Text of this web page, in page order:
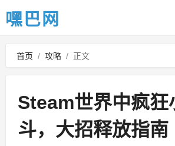
嘿巴网
首页 / 攻略 / 正文
Steam世界中疯狂
斗，大招释放指南